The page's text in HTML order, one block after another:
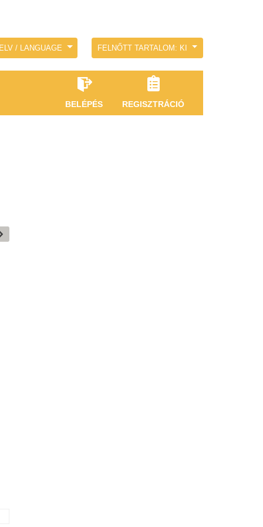
/ LANGUAGE FELNŐTT TARTALOM: KI
BELÉPÉS REGISZTRÁCIÓ